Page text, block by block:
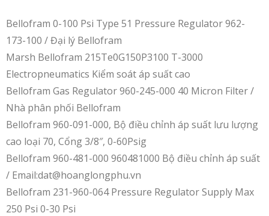
Bellofram 0-100 Psi Type 51 Pressure Regulator 962-
173-100 / Đại lý Bellofram
Marsh Bellofram 215Te0G150P3100 T-3000
Electropneumatics Kiểm soát áp suất cao
Bellofram Gas Regulator 960-245-000 40 Micron Filter /
Nhà phân phối Bellofram
Bellofram 960-091-000, Bộ điều chỉnh áp suất lưu lượng
cao loại 70, Cổng 3/8″, 0-60Psig
Bellofram 960-481-000 960481000 Bộ điều chỉnh áp suất
/ Email:dat@hoanglongphu.vn
Bellofram 231-960-064 Pressure Regulator Supply Max
250 Psi 0-30 Psi